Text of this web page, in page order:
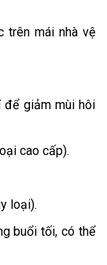
trên mái nhà vệ
giảm mùi hôi
cao cấp).
loại).
buổi tối, có thể